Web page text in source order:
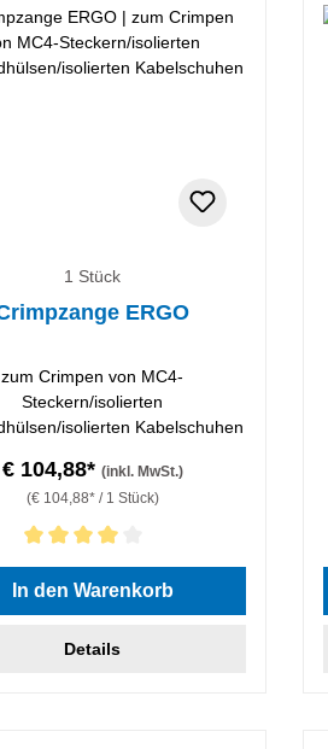
1 Stück
ERGO
zum Crimpen von MC4-
Steckern/isolierten
isolierten Kabelschuhen
€ 104,88* (inkl. MwSt.)
(€ 104,88* / 1 Stück)
Bewertung von 4 von 5 Sternen
In den Warenkorb
Details